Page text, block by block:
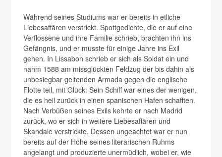
Während seines Studiums war er bereits in etliche
Liebesaffären verstrickt. Spottgedichte, die er auf eine
Verflossene und ihre Familie schrieb, brachten ihn ins
Gefängnis, und er musste für einige Jahre ins Exil
gehen. In Lissabon schrieb er sich als Soldat ein und
nahm 1588 am missglückten Feldzug der bis dahin als
unbesiegbar geltenden Armada gegen die englische
Flotte teil, mit Glück: Sein Schiff war eines der wenigen,
die es heil zurück in einen spanischen Hafen schafften.
Nach Verbüßen seines Exils kehrte er nach Madrid
zurück, wo er sich in weitere Liebesaffären und
Skandale verstrickte. Dessen ungeachtet war er nun
bereits auf der Höhe seines literarischen Ruhms
angelangt und produzierte unermüdlich, wobei er, wie